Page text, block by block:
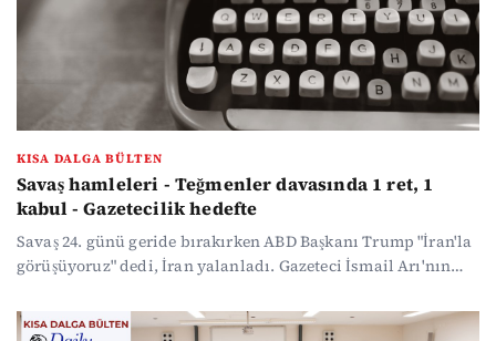
KISA DALGA BÜLTEN
Savaş hamleleri - Teğmenler davasında 1 ret, 1
kabul - Gazetecilik hedefte
Savaş 24. günü geride bırakırken ABD Başkanı Trump "İran'la
görüşüyoruz" dedi, İran yalanladı. Gazeteci İsmail Arı'nın
teğmenlerin davasında bir ret bir kabul kararı çıktı. Fransa